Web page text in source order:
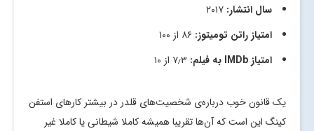
سال انتشار:
امتیاز راتن تومیتوز:
امتیاز IMDb به فیلم:
یک قانون خوب درباره‌ی شخصیت‌های قلدر در بیشتر کارهای استفن
کینگ این است که آن‌ها تقریبا همیشه کاملا شیطانی یا کاملا غیر